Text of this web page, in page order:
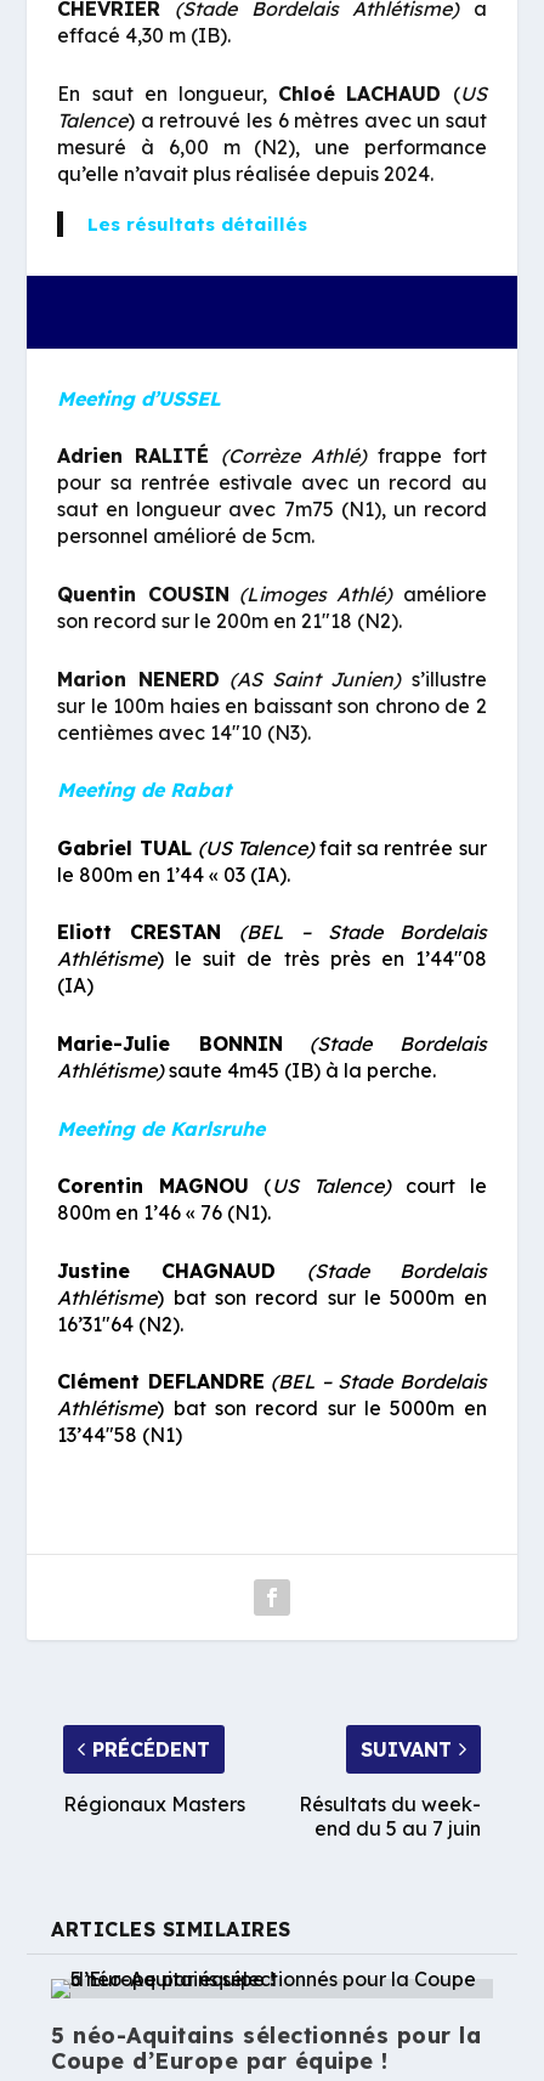
CHEVRIER (Stade Bordelais Athlétisme)a
effacé 4,30 m (IB).
En saut en longueur, Chloé LACHAUD (US
Talence) a retrouvé les 6 mètres avec un saut
mesuré à 6,00 m (N2), une performance
qu’elle n’avait plus réalisée depuis 2024.
Les résultats détaillés
Meeting d’USSEL
Adrien RALITÉ (Corrèze Athlé) frappe fort
pour sa rentrée estivale avec un record au
saut en longueur avec 7m75 (N1), un record
personnel amélioré de 5cm.
Quentin COUSIN (Limoges Athlé)améliore
son record sur le 200m en 21″18 (N2).
Marion NENERD (AS Saint Junien)s’illustre
sur le 100m haies en baissant son chrono de 2
centièmes avec 14″10 (N3).
Meeting de Rabat
Gabriel TUAL (US Talence)fait sa rentrée sur
le 800m en 1’44 « 03 (IA).
Eliott CRESTAN
(BEL – Stade Bordelais
Athlétisme) le suit de très près en 1’44″08
(IA)
Marie-Julie BONNIN
(Stade Bordelais
Athlétisme)saute 4m45 (IB) à la perche.
Meeting de Karlsruhe
Corentin MAGNOU (US Talence)court le
800m en 1’46 « 76 (N1).
Justine CHAGNAUD (Stade Bordelais
Athlétisme) bat son record sur le 5000m en
16’31″64 (N2).
Clément DEFLANDRE (BEL – Stade Bordelais
Athlétisme) bat son record sur le 5000m en
13’44″58 (N1)
PRÉCÉDENT
Régionaux Masters
SUIVANT
Résultats du week-
end du 5 au 7 juin
ARTICLES SIMILAIRES
5 néo-Aquitains sélectionnés pour la
Coupe d’Europe par équipe !